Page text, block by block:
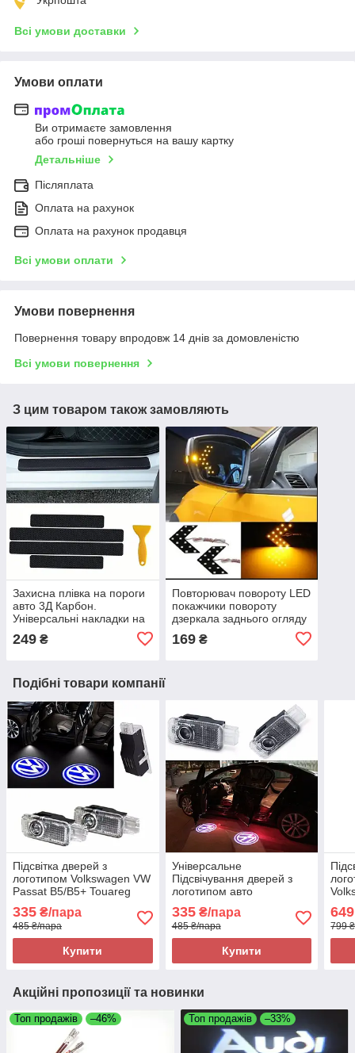
Всі умови доставки
Умови оплати
Ви отримаєте замовлення
або гроші повернуться на вашу картку
Детальніше
Післяплата
Оплата на рахунок
Оплата на рахунок продавця
Всі умови оплати
Умови повернення
Повернення товару впродовж 14 днів за домовленістю
Всі умови повернення
З цим товаром також замовляють
Захисна плівка на пороги
авто 3Д Карбон.
Універсальні накладки на
249 ₴
Повторювач повороту LED
покажчики повороту
дзеркала заднього огляду
Поворотники в дзеркала
169₴
Подібні товари компанії
Підсвітка дверей з
логотипом Volkswagen VW
Passat B5/B5+ Touareg
Підсвічування дверей
335 ₴/пара
485 ₴/пара
Купити
Універсальне
Підсвічування дверей з
логотипом авто
Volkswagen VW Passat
B5/B5+ Phaeton Touareg
335₴/пара
485 ₴/пара
Купити
649
799
Акційні пропозиції та новинки
Топ продажів –46% Топ продажів –33%